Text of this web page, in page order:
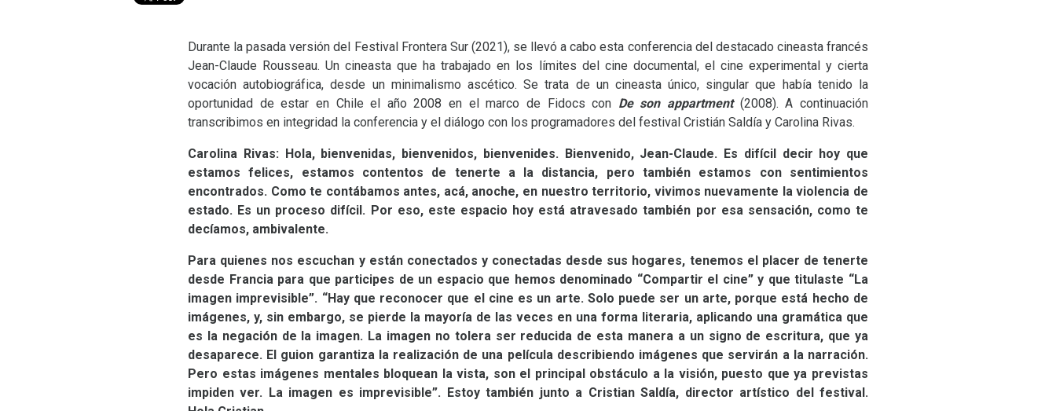
Durante la pasada versión del Festival Frontera Sur (2021), se llevó a cabo esta conferencia del destacado cineasta francés
Jean-Claude Rousseau. Un cineasta que ha trabajado en los límites del cine documental, el cine experimental y cierta
vocación autobiográfica, desde un minimalismo ascético. Se trata de un cineasta único, singular que había tenido la
oportunidad de estar en Chile el año 2008 en el marco de Fidocs con De son appartment (2008). A continuación
transcribimos en integridad la conferencia y el diálogo con los programadores del festival Cristián Saldía y Carolina Rivas.
Carolina Rivas: Hola, bienvenidas, bienvenidos, bienvenides. Bienvenido, Jean-Claude. Es difícil decir hoy que
estamos felices, estamos contentos de tenerte a la distancia, pero también estamos con sentimientos
encontrados. Como te contábamos antes, acá, anoche, en nuestro territorio, vivimos nuevamente la violencia de
estado. Es un proceso difícil. Por eso, este espacio hoy está atravesado también por esa sensación, como te
decíamos, ambivalente.
Para quienes nos escuchan y están conectados y conectadas desde sus hogares, tenemos el placer de tenerte
desde Francia para que participes de un espacio que hemos denominado “Compartir el cine” y que titulaste “La
imagen imprevisible”. “Hay que reconocer que el cine es un arte. Solo puede ser un arte, porque está hecho de
imágenes, y, sin embargo, se pierde la mayoría de las veces en una forma literaria, aplicando una gramática que
es la negación de la imagen. La imagen no tolera ser reducida de esta manera a un signo de escritura, que ya
desaparece. El guion garantiza la realización de una película describiendo imágenes que servirán a la narración.
Pero estas imágenes mentales bloquean la vista, son el principal obstáculo a la visión, puesto que ya previstas
impiden ver. La imagen es imprevisible”. Estoy también junto a Cristian Saldía, director artístico del festival.